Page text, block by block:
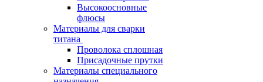
Высокоосновные
флюсы
Материалы для сварки
титана
Проволока сплошная
Присадочные прутки
Материалы специального